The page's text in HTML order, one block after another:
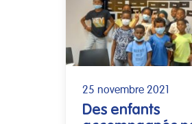
25 novembre 2021
Des enfants